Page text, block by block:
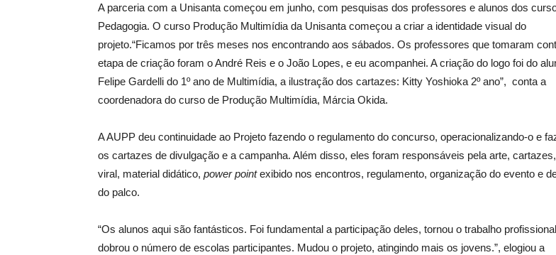
A parceria com a Unisanta começou em junho, com pesquisas dos professores e alunos dos
Pedagogia. O curso Produção Multimídia da Unisanta começou a criar a identidade visual do
projeto.“Ficamos por três meses nos encontrando aos sábados. Os professores que tomaram
etapa de criação foram o André Reis e o João Lopes, e eu acompanhei. A criação do logo foi do
Felipe Gardelli do 1º ano de Multimídia, a ilustração dos cartazes: Kitty Yoshioka 2º ano”, conta a
coordenadora do curso de Produção Multimídia, Márcia Okida.
A AUPP deu continuidade ao Projeto fazendo o regulamento do concurso, operacionalizando-o e
os cartazes de divulgação e a campanha. Além disso, eles foram responsáveis pela arte,
viral, material didático, power pointexibido nos encontros, regulamento, organização do evento e
do palco.
“Os alunos aqui são fantásticos. Foi fundamental a participação deles, tornou o trabalho
dobrou o número de escolas participantes. Mudou o projeto, atingindo mais os jovens.”, elogiou a